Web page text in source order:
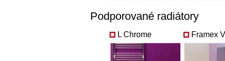
Podporované radiátory
L Chrome Framex V